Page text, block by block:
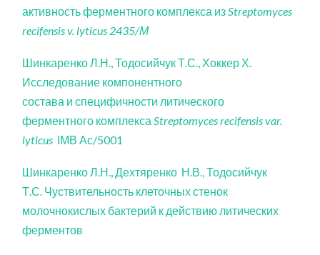
активность ферментного комплекса изStreptomyces
recifensis v. lyticus 2435/М
Шинкаренко Л.Н., Тодосийчук Т.С., Хоккер Х.
Исследование компонентного
состава и специфичности литического
ферментного комплексаStreptomyces recifensis var.
lyticus ІМВ Ас/5001
Шинкаренко Л.Н., Дехтяренко Н.В., Тодосийчук
Т.С. Чуствительность клеточных стенок
молочнокислых бактерий к действию литических
ферментов